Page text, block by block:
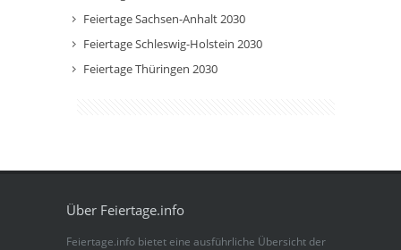
Feiertage Sachsen-Anhalt 2030
Feiertage Schleswig-Holstein 2030
Feiertage Thüringen 2030
Über Feiertage.info
Feiertage.info bietet eine ausführliche Übersicht der